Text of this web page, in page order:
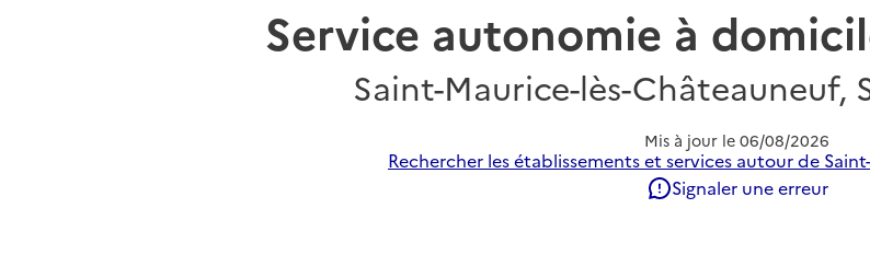
Service autonomie à
Saint-Maurice-lès-Châteauneuf,
Mis à jour le 06/08/2026
Rechercher les établissements et services autour de
Signaler une erreur